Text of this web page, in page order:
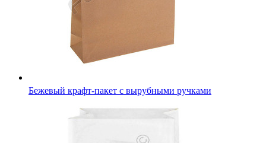
Бежевый крафт-пакет с вырубными ручками